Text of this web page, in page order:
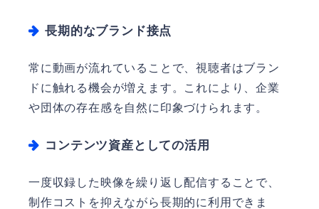
長期的なブランド接点
常に動画が流れていることで、視聴者はブラン
ドに触れる機会が増えます。これにより、企業
や団体の存在感を自然に印象づけられます。
コンテンツ資産としての活用
一度収録した映像を繰り返し配信することで、
制作コストを抑えながら長期的に利用できま